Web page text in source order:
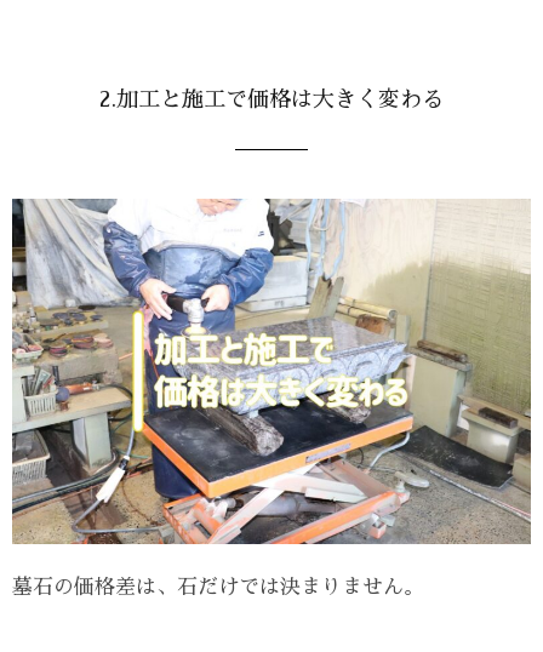
2.加工と施工で価格は大きく変わる
墓石の価格差は、石だけでは決まりません。